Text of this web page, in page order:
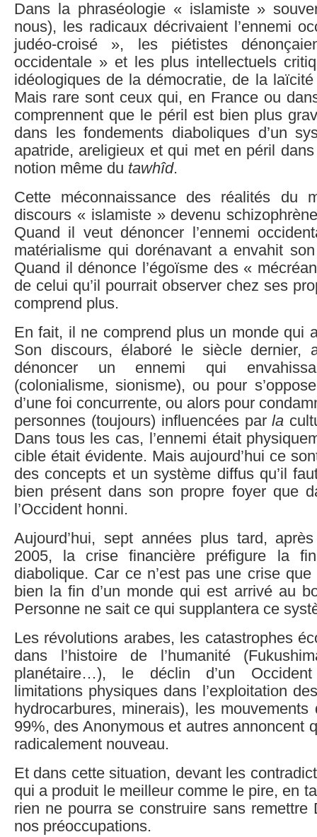
Dans la phraséologie « islamiste »
nous), les radicaux décrivaient l’ennemi
judéo-croisé », les piétistes
occidentale » et les plus intellectuels
idéologiques de la démocratie, de la
Mais rare sont ceux qui, en France ou
comprennent que le péril est bien plus
dans les fondements diaboliques d’un
apatride, areligieux et qui met en péril
notion même du tawhîd.
Cette méconnaissance des réalités du
discours « islamiste » devenu
Quand il veut dénoncer l’ennemi
matérialisme qui dorénavant a envahit
Quand il dénonce l’égoïsme des «
de celui qu’il pourrait observer chez ses
comprend plus.
En fait, il ne comprend plus un monde qui
Son discours, élaboré le siècle dernier,
dénoncer un ennemi qui
(colonialisme, sionisme), ou pour
d’une foi concurrente, ou alors pour
personnes (toujours) influencées parla
Dans tous les cas, l’ennemi était
cible était évidente. Mais aujourd’hui ce
des concepts et un système diffus qu’il
bien présent dans son propre foyer que
l’Occident honni.
Aujourd’hui, sept années plus tard,
2005, la crise financière préfigure la
diabolique. Car ce n’est pas une crise
bien la fin d’un monde qui est arrivé au
Personne ne sait ce qui supplantera ce
Les révolutions arabes, les catastrophes
dans l’histoire de l’humanité
planétaire…), le déclin d’un
limitations physiques dans l’exploitation
hydrocarbures, minerais), les
99%, des Anonymous et autres annoncent
radicalement nouveau.
Et dans cette situation, devant les
qui a produit le meilleur comme le pire, en
rien ne pourra se construire sans remettre
nos préoccupations.